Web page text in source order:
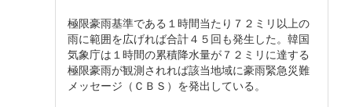
極限豪雨基準である１時間当たり７２ミリ以上の
雨に範囲を広げれば合計４５回も発生した。韓国
気象庁は１時間の累積降水量が７２ミリに達する
極限豪雨が観測されれば該当地域に豪雨緊急災難
メッセージ（ＣＢＳ）を発出している。